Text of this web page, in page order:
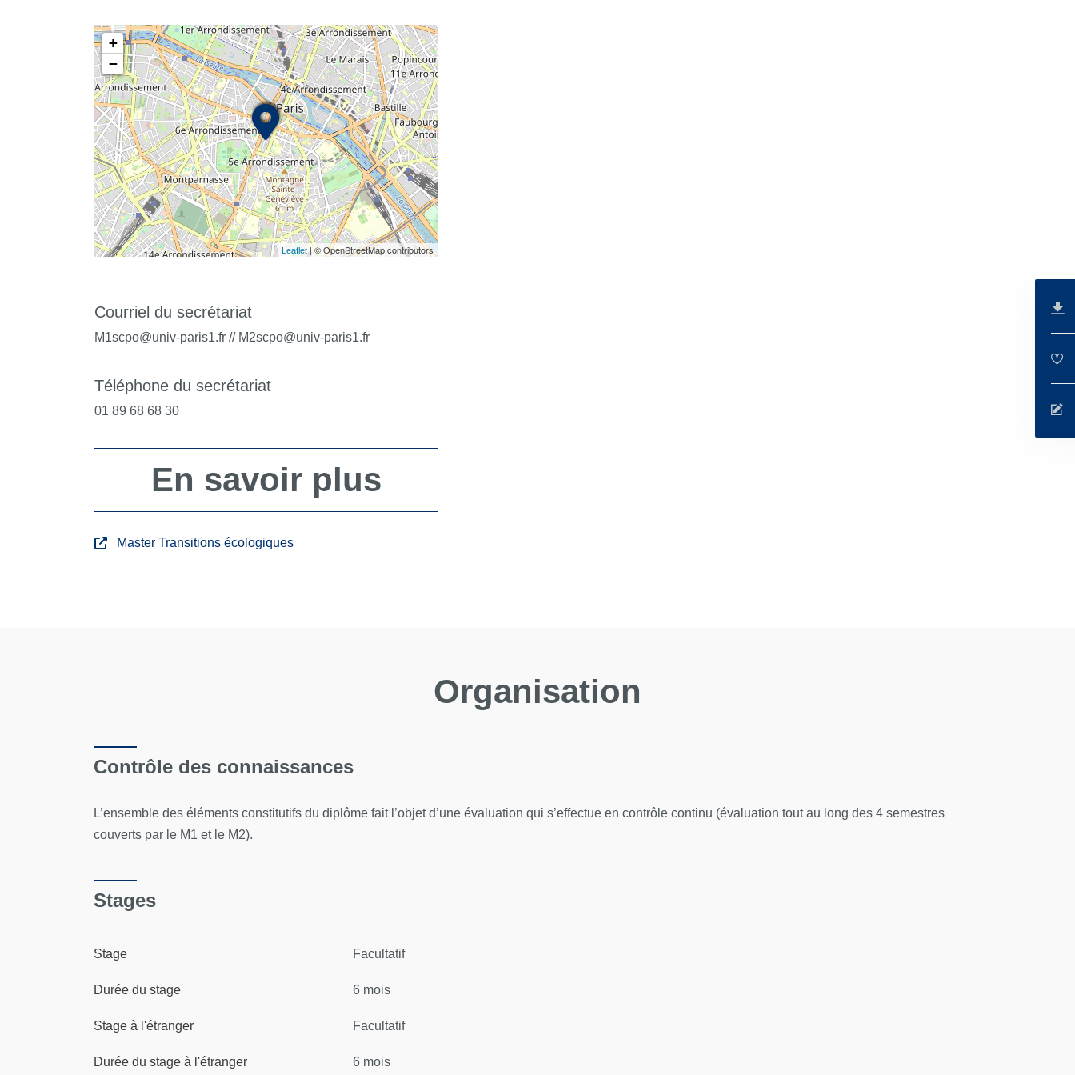
+
−
Leaflet| © OpenStreetMap contributors
Courriel du secrétariat
M1scpo@univ-paris1.fr // M2scpo@univ-paris1.fr
Téléphone du secrétariat
01 89 68 68 30
En savoir plus
Master Transitions écologiques
Organisation
Contrôle des connaissances
L’ensemble des éléments constitutifs du diplôme fait l’objet d’une évaluation qui s’effectue en contrôle continu (évaluation tout au long des 4 semestres
couverts par le M1 et le M2).
Stages
Stage Facultatif
Durée du stage 6 mois
Stage à l'étranger Facultatif
Durée du stage à l'étranger 6 mois